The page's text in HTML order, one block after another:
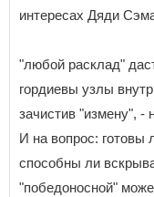
интересах Дяди
"любой расклад"
гордиевы узлы
зачистив "измену", -
И на вопрос: готовы
способны ли
"победоносной"